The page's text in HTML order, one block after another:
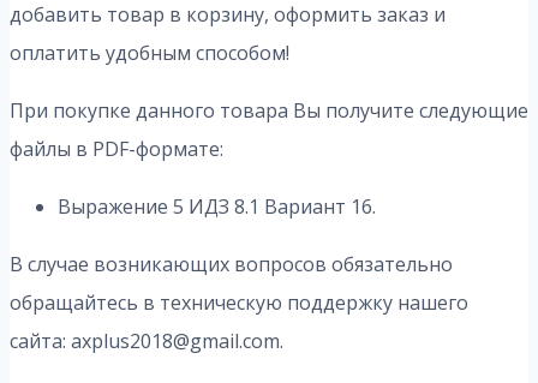
добавить товар в корзину, оформить заказ и
оплатить удобным способом!
При покупке данного товара Вы получите следующие
файлы в PDF-формате:
Выражение 5 ИДЗ 8.1 Вариант 16.
В случае возникающих вопросов обязательно
обращайтесь в техническую поддержку нашего
сайта: axplus2018@gmail.com.